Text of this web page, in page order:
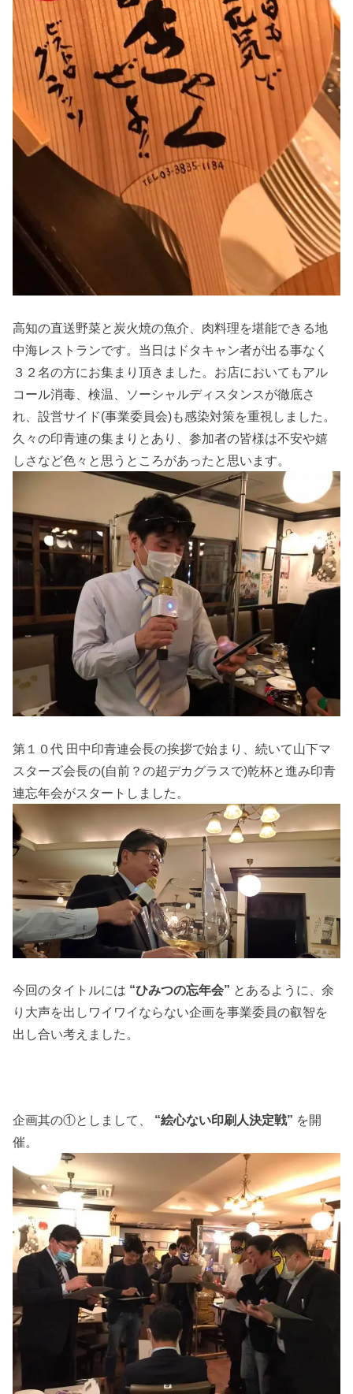
高知の直送野菜と炭火焼の魚介、肉料理を堪能できる地
中海レストランです。当日はドタキャン者が出る事なく
３２名の方にお集まり頂きました。お店においてもアル
コール消毒、検温、ソーシャルディスタンスが徹底さ
れ、設営サイド(事業委員会)も感染対策を重視しました。
久々の印青連の集まりとあり、参加者の皆様は不安や嬉
しさなど色々と思うところがあったと思います。
第１０代 田中印青連会長の挨拶で始まり、続いて山下マ
スターズ会長の(自前？の超デカグラスで)乾杯と進み印青
連忘年会がスタートしました。
今回のタイトルには “ひみつの忘年会” とあるように、余
り大声を出しワイワイならない企画を事業委員の叡智を
出し合い考えました。
企画其の①としまして、 “絵心ない印刷人決定戦” を開
催。